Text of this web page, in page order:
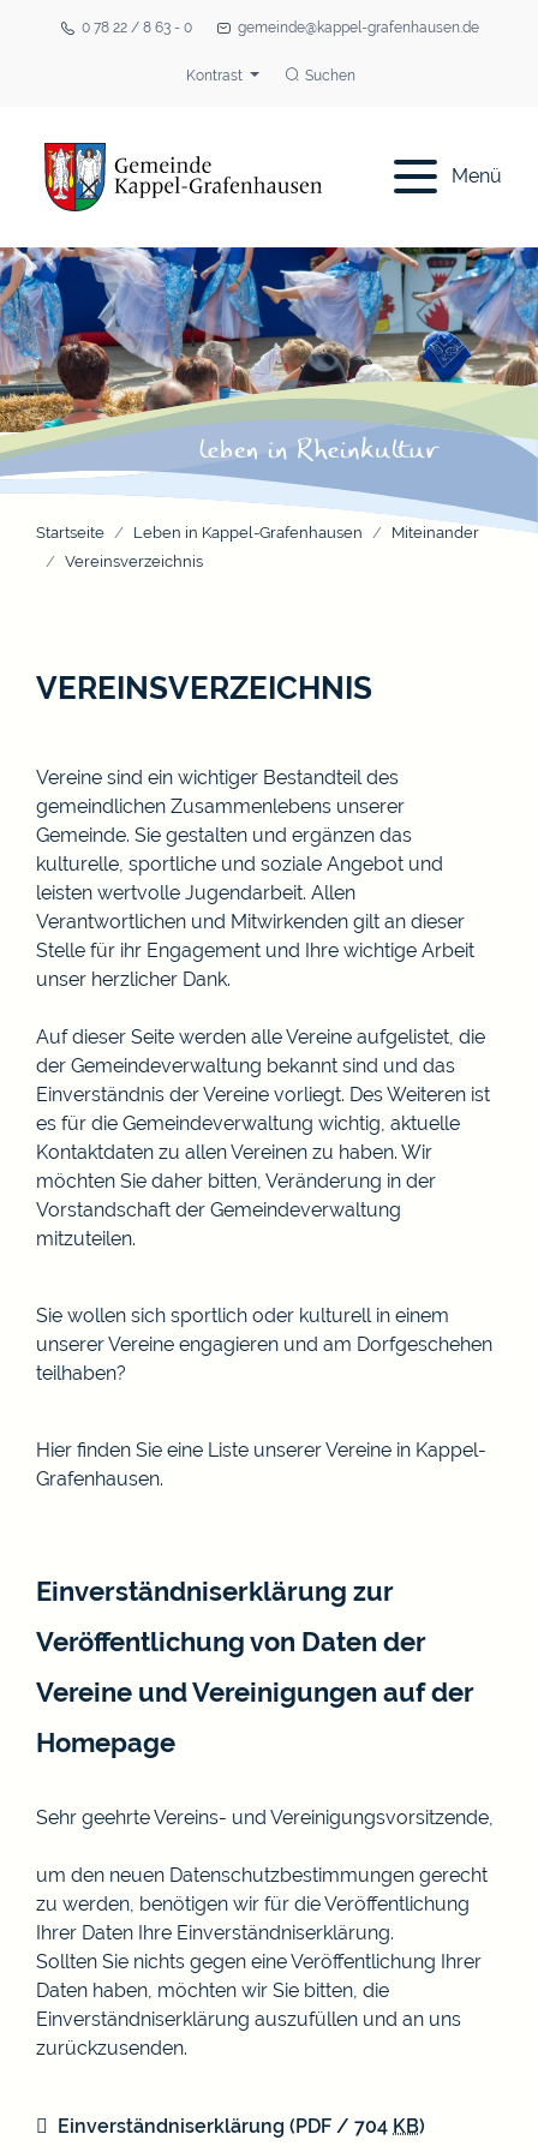
0 78 22 / 8 63 - 0 gemeinde@kappel-grafenhausen.de
Kontrast Suchen
Menü
Startseite Leben in Kappel-Grafenhausen
Miteinander
Vereinsverzeichnis
VEREINSVERZEICHNIS
Vereine sind ein wichtiger Bestandteil des
gemeindlichen Zusammenlebens unserer
Gemeinde. Sie gestalten und ergänzen das
kulturelle, sportliche und soziale Angebot und
leisten wertvolle Jugendarbeit. Allen
Verantwortlichen und Mitwirkenden gilt an dieser
Stelle für ihr Engagement und Ihre wichtige Arbeit
unser herzlicher Dank.
Auf dieser Seite werden alle Vereine aufgelistet, die
der Gemeindeverwaltung bekannt sind und das
Einverständnis der Vereine vorliegt. Des Weiteren ist
es für die Gemeindeverwaltung wichtig, aktuelle
Kontaktdaten zu allen Vereinen zu haben. Wir
möchten Sie daher bitten, Veränderung in der
Vorstandschaft der Gemeindeverwaltung
mitzuteilen.
Sie wollen sich sportlich oder kulturell in einem
unserer Vereine engagieren und am Dorfgeschehen
teilhaben?
Hier finden Sie eine Liste unserer Vereine in Kappel-
Grafenhausen.
Einverständniserklärung zur
Veröffentlichung von Daten der
Vereine und Vereinigungen auf der
Homepage
Sehr geehrte Vereins- und Vereinigungsvorsitzende,
um den neuen Datenschutzbestimmungen gerecht
zu werden, benötigen wir für die Veröffentlichung
Ihrer Daten Ihre Einverständniserklärung.
Sollten Sie nichts gegen eine Veröffentlichung Ihrer
Daten haben, möchten wir Sie bitten, die
Einverständniserklärung auszufüllen und an uns
zurückzusenden.
Einverständniserklärung (PDF / 704 KB)